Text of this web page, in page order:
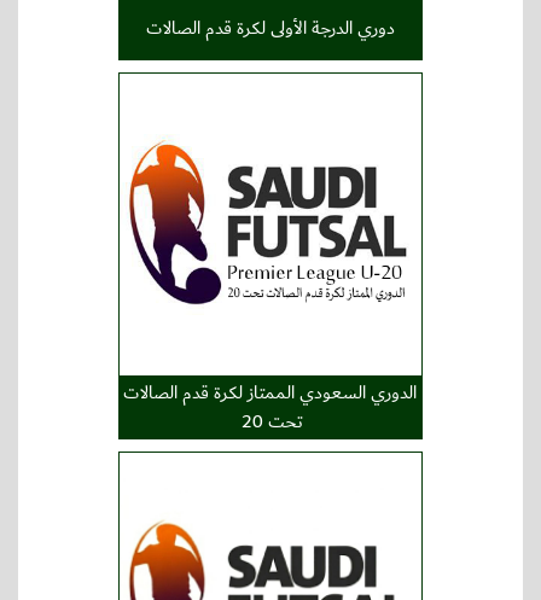
دوري الدرجة الأولى لكرة قدم الصالات
الدوري السعودي الممتاز لكرة قدم الصالات
تحت 20